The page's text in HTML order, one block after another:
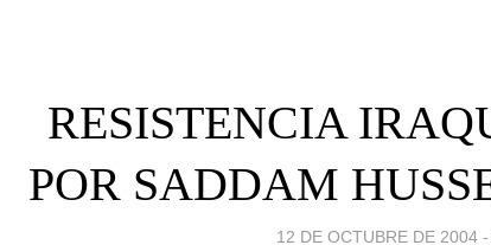
RESISTENCIA
POR SADDAM
12 DE OCTUBRE DE 2004